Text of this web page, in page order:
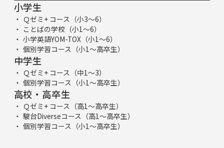
小学生
Ｑゼミ+ コース（小3～6）
ことばの学校（小1～6）
小学英語YOM-TOX（小1～6）
個別学習コース（小1～高卒生）
中学生
Ｑゼミ+ コース（中1～3）
個別学習コース（小1～高卒生）
高校・高卒生
Ｑゼミ+ コース（高1～高卒生）
駿台Diverseコース（高1～高卒生）
個別学習コース（小1～高卒生）